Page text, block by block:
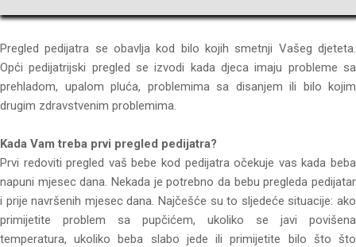
Pregled pedijatra se obavlja kod bilo kojih smetnji Vašeg djeteta.
Opći pedijatrijski pregled se izvodi kada djeca imaju probleme sa
prehladom, upalom pluća, problemima sa disanjem ili bilo kojim
drugim zdravstvenim problemima.
Kada Vam treba prvi pregled pedijatra?
Prvi redoviti pregled vaš bebe kod pedijatra očekuje vas kada beba
napuni mjesec dana. Nekada je potrebno da bebu pregleda pedijatar
i prije navršenih mjesec dana. Najčešće su to sljedeće situacije: ako
primijetite problem sa pupčićem, ukoliko se javi povišena
temperatura, ukoliko beba slabo jede ili primijetite bilo što što